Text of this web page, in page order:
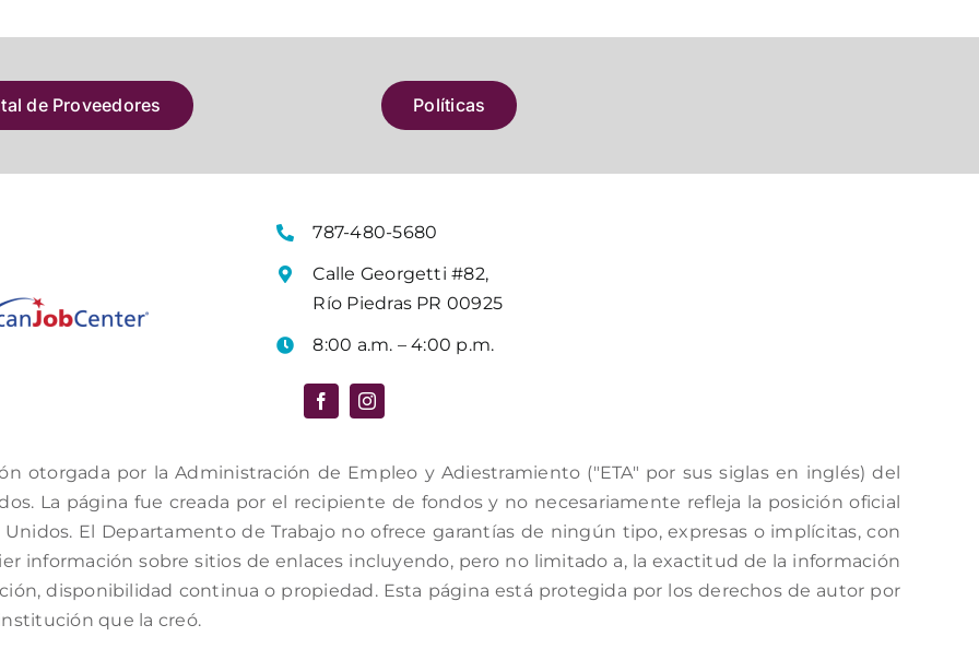
de Proveedores Políticas
787-480-5680
Calle Georgetti #82,
Río Piedras PR 00925
8:00 a.m. – 4:00 p.m.
otorgada por la Administración de Empleo y Adiestramiento ("ETA" por sus siglas en inglés) del
La página fue creada por el recipiente de fondos y no necesariamente refleja la posición oficial
El Departamento de Trabajo no ofrece garantías de ningún tipo, expresas o implícitas, con
información sobre sitios de enlaces incluyendo, pero no limitado a, la exactitud de la información
disponibilidad continua o propiedad. Esta página está protegida por los derechos de autor por
que la creó.